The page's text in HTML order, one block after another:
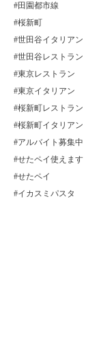
#田園都市線
#桜新町
#世田谷イタリアン
#世田谷レストラン
#東京レストラン
#東京イタリアン
#桜新町レストラン
#桜新町イタリアン
#アルバイト募集中
#せたペイ使えます
#せたペイ
#イカスミパスタ